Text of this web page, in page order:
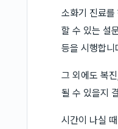
소화기 진료를
할 수 있는 설
등을 시행합니
그 외에도 복
될 수 있을지
시간이 나실